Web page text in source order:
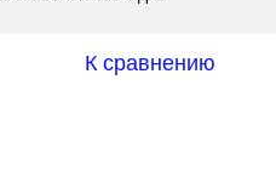
К сравнению